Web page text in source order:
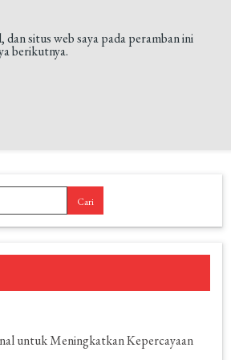
dan situs web saya pada peramban ini
berikutnya.
Cari
untuk Meningkatkan Kepercayaan